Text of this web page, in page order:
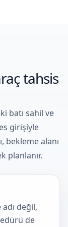
tahsis
batı sahil ve
girişiyle
bekleme alanı
planlanır.
değil,
de